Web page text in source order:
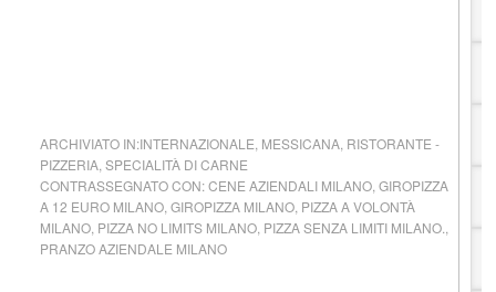
ARCHIVIATO IN:INTERNAZIONALE MESSICANA, RISTORANTE -
PIZZERIA, SPECIALITÀ DI CARNE
CONTRASSEGNATO CON:CENE AZIENDALI MILANO, GIROPIZZA
A 12 EURO MILANO, GIROPIZZA MILANO, PIZZA A VOLONTÀ
MILANO, PIZZA NO LIMITS MILANO, PIZZA SENZA LIMITI MILANO.
PRANZO AZIENDALE MILANO